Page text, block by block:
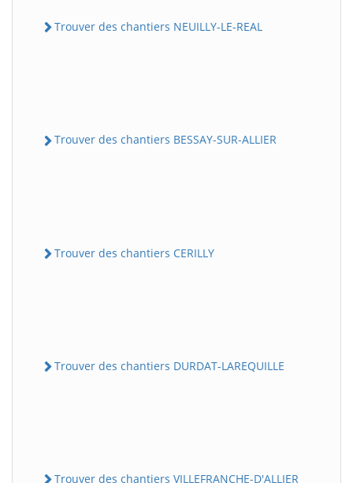
Trouver des chantiers NEUILLY-LE-REAL
Trouver des chantiers BESSAY-SUR-ALLIER
Trouver des chantiers CERILLY
Trouver des chantiers DURDAT-LAREQUILLE
Trouver des chantiers VILLEFRANCHE-D'ALLIER